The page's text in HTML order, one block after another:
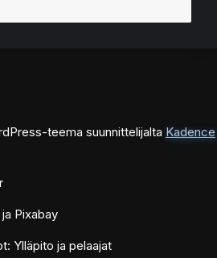
teema suunnittelijalta Kadence
Pixabay
Ylläpito ja pelaajat